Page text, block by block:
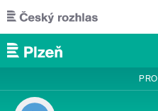
Přejít k hlavnímu obsahu